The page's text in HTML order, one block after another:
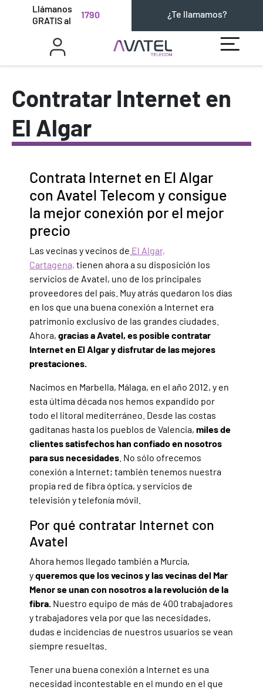
Llámanos
GRATIS al
1790 ¿Te llamamos?
Contratar Internet en
El Algar
Contrata Internet en El Algar
con Avatel Telecom y consigue
la mejor conexión por el mejor
precio
Las vecinas y vecinos de El Algar,
Cartagena, tienen ahora a su disposición los
servicios de Avatel, uno de los principales
proveedores del país. Muy atrás quedaron los días
en los que una buena conexión a Internet era
patrimonio exclusivo de las grandes ciudades.
Ahora, gracias a Avatel, es posible contratar
Internet en El Algar y disfrutar de las mejores
prestaciones.
Nacimos en Marbella, Málaga, en el año 2012, y en
esta última década nos hemos expandido por
todo el litoral mediterráneo. Desde las costas
gaditanas hasta los pueblos de Valencia, miles de
clientes satisfechos han confiado en nosotros
para sus necesidades . No sólo ofrecemos
conexión a Internet; también tenemos nuestra
propia red de fibra óptica, y servicios de
televisión y telefonía móvil.
Por qué contratar Internet con
Avatel
Ahora hemos llegado también a Murcia,
yqueremos que los vecinos y las vecinas del Mar
Menor se unan con nosotros a la revolución de la
fibra. Nuestro equipo de más de 400 trabajadores
y trabajadores vela por que las necesidades,
dudas e incidencias de nuestros usuarios se vean
siempre resueltas.
Tener una buena conexión a Internet es una
necesidad incontestable en el mundo en el que